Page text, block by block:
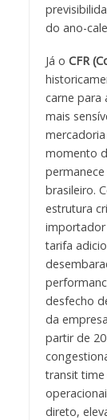
do ano-
Já o CFR
carne para
mais
momento
brasileiro.
estrutura
importador
tarifa
desfecho
da
partir de
transit
direto,